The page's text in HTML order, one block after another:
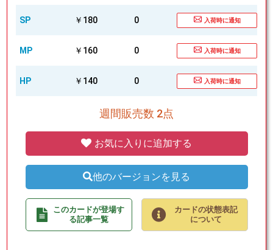
SP ￥180 0 入荷時に通知
MP ￥160 0 入荷時に通知
HP ￥140 0 入荷時に通知
週間販売数 2点
お気に入りに追加する
他のバージョンを見る
このカードが登場す
る記事一覧
カードの状態表記
について